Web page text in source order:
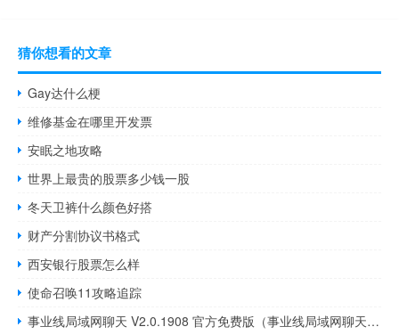
猜你想看的文章
Gay达什么梗
维修基金在哪里开发票
安眠之地攻略
世界上最贵的股票多少钱一股
冬天卫裤什么颜色好搭
财产分割协议书格式
西安银行股票怎么样
使命召唤11攻略追踪
事业线局域网聊天 V2.0.1908 官方免费版（事业线局域网聊天 V2.0.1908 官方免费版功能简介）